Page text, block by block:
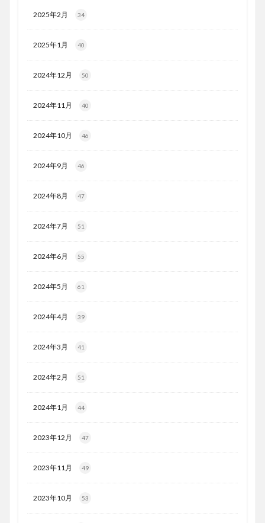
2025年2月 34
2025年1月 40
2024年12月 50
2024年11月 40
2024年10月 46
2024年9月 46
2024年8月 47
2024年7月 51
2024年6月 55
2024年5月 61
2024年4月 39
2024年3月 41
2024年2月 51
2024年1月 44
2023年12月 47
2023年11月 49
2023年10月 53